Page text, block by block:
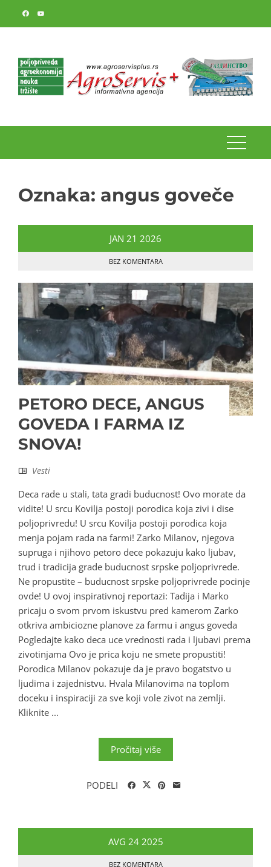
Oznaka: angus goveče
JAN 21 2026
BEZ KOMENTARA
PETORO DECE, ANGUS
GOVEDA I FARMA IZ
SNOVA!
Vesti
Deca rade u stali, tata gradi buducnost! Ovo morate da
vidite! U srcu Kovilja postoji porodica koja zivi i dise
poljoprivredu! U srcu Kovilja postoji porodica koja
menja pojam rada na farmi! Zarko Milanov, njegova
supruga i njihovo petoro dece pokazuju kako ljubav,
trud i tradicija grade buducnost srpske poljoprivrede.
Ne propustite – buducnost srpske poljoprivrede pocinje
ovde! U ovoj inspirativnoj reportazi: Tadija i Marko
pricaju o svom prvom iskustvu pred kamerom Zarko
otkriva ambiciozne planove za farmu i angus goveda
Pogledajte kako deca uce vrednosti rada i ljubavi prema
zivotinjama Ovo je prica koju ne smete propustiti!
Porodica Milanov pokazuje da je pravo bogatstvo u
ljudima i zajednistvu. Hvala Milanovima na toplom
doceku i inspiraciji za sve koji vole zivot na zemlji.
Kliknite ...
Pročitaj više
PODELI
AVG 24 2025
BEZ KOMENTARA